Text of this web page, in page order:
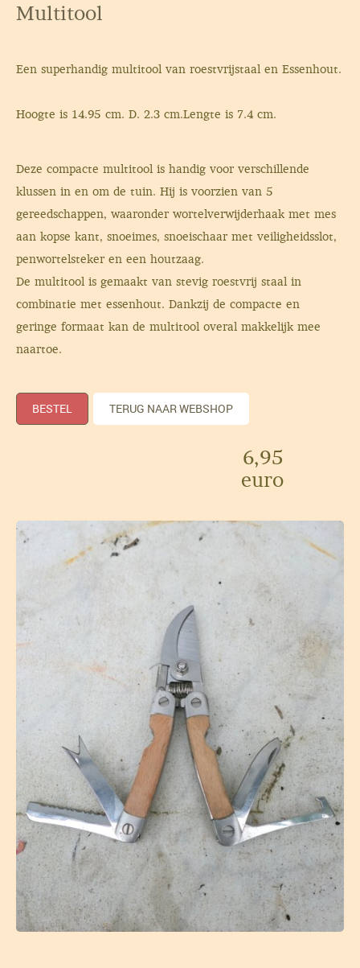
Multitool
Een superhandig multitool van roestvrijstaal en Essenhout.
Hoogte is 14.95 cm. D. 2.3 cm.Lengte is 7.4 cm.
Deze compacte multitool is handig voor verschillende
klussen in en om de tuin. Hij is voorzien van 5
gereedschappen, waaronder wortelverwijderhaak met mes
aan kopse kant, snoeimes, snoeischaar met veiligheidsslot,
penwortelsteker en een houtzaag.
De multitool is gemaakt van stevig roestvrij staal in
combinatie met essenhout. Dankzij de compacte en
geringe formaat kan de multitool overal makkelijk mee
naartoe.
BESTEL TERUG NAAR WEBSHOP
6,95
euro